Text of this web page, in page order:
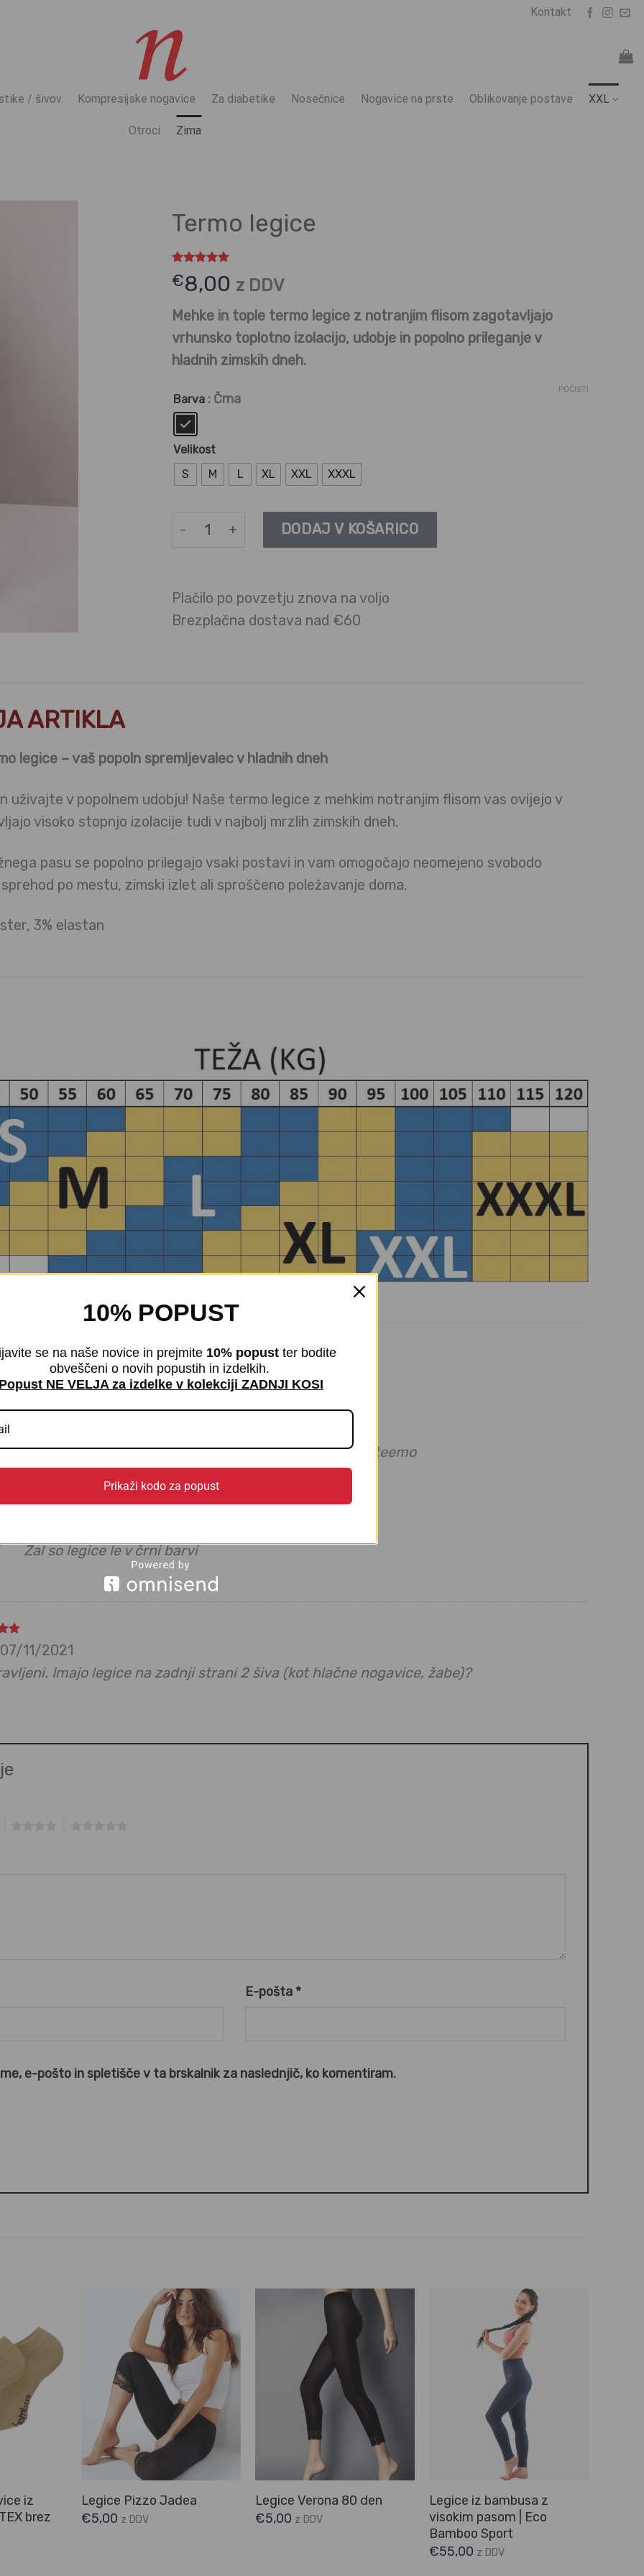
Kontakt
/ šivov Kompresijske nogavice Za diabetike Nosečnice Nogavice na prste Oblikovanje postave XXL
Otroci Zima
Termo legice
Ocenjeno z
5.00od 5
ocene
2
strank
€8,00 z DDV
Mehke in tople termo legice z notranjim flisom zagotavljajo
vrhunsko toplotno izolacijo, udobje in popolno prileganje v
hladnih zimskih dneh.
Barva : Črna
Velikost
S
M L XL XXL XXXL
POČISTI
Termo legice količinaDODAJ V KOŠARICO
Plačilo po povzetju znova na voljo
Brezplačna dostava nad €60
ARTIKLA
legice – vaš popoln spremljevalec v hladnih dneh
uživajte v popolnem udobju! Naše termo legice z mehkim notranjim flisom vas ovijejo v
visoko stopnjo izolacije tudi v najbolj mrzlih zimskih dneh.
pasu se popolno prilegajo vsaki postavi in vam omogočajo neomejeno svobodo
po mestu, zimski izlet ali sproščeno poležavanje doma.
3% elastan
legice
vpr. Ali imate tudi sivo barvo ali samo črno barvo legice teemo
Žal so legice le v črni barvi
5
07/11/2021
Imajo legice na zadnji strani 2 šiva (kot hlačne nogavice, žabe)?
E-pošta *
e-pošto in spletišče v ta brskalnik za naslednjič, ko komentiram.
iz
brez
Legice Pizzo Jadea
€5,00 z DDV
Legice Verona 80 den
€5,00 z DDV
Legice iz bambusa z
visokim pasom | Eco
Bamboo Sport
€55,00 z DDV
10% POPUST
se na naše novice in prejmite 10% popust ter bodite
obveščeni o novih popustih in izdelkih.
Popust NE VELJA za izdelke v kolekciji ZADNJI KOSI
Prikaži kodo za popust